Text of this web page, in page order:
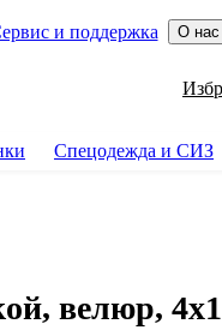
и поддержка О нас
Спецодежда и СИЗ
велюр,